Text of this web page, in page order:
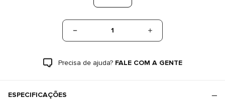
1
Precisa de ajuda? FALE COM A GENTE
ESPECIFICAÇÕES